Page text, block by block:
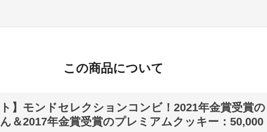
この商品について
】モンドセレクションコンビ！2021年金賞受賞の
＆2017年金賞受賞のプレミアムクッキー：50,000